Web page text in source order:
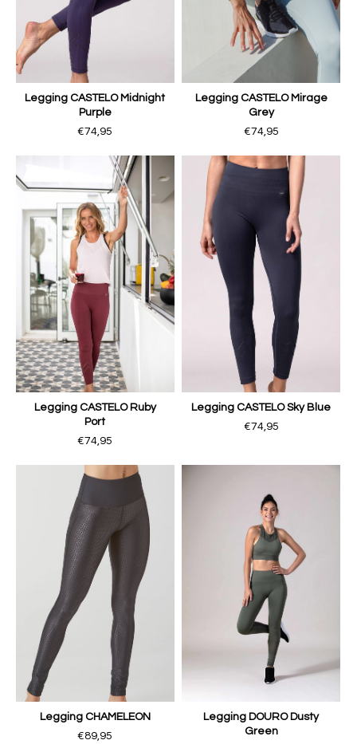
Legging CASTELO Midnight
Purple
€74,95
Legging CASTELO Mirage
Grey
€74,95
Legging CASTELO Ruby
Port
€74,95
Legging CASTELO Sky Blue
€74,95
Legging CHAMELEON
€89,95
Legging DOURO Dusty
Green